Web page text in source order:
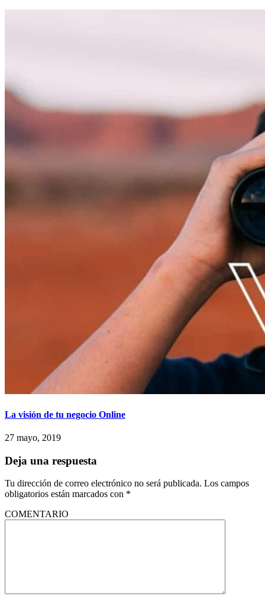
La visión de tu negocio Online
27 mayo, 2019
Deja una respuesta
Tu dirección de correo electrónico no será publicada. Los campos
obligatorios están marcados con *
COMENTARIO